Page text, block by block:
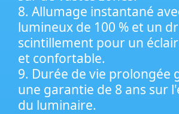
8. Allumage instantané
lumineux de 100 % et un
scintillement pour un
et confortable.
9. Durée de vie prolongée
une garantie de 8 ans sur
du luminaire.